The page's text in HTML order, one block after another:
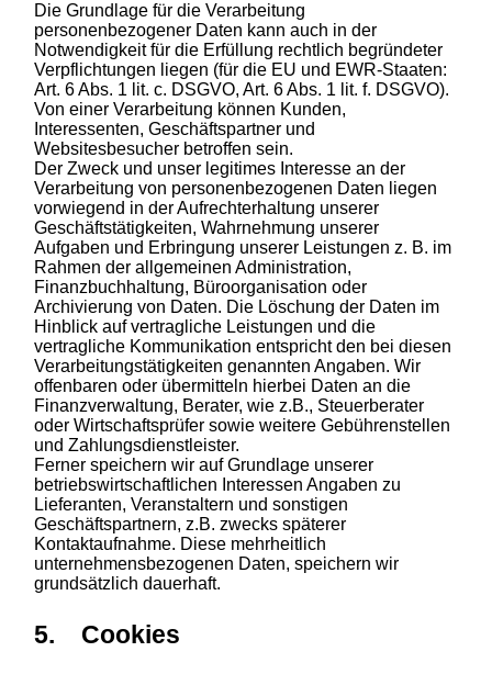
Die Grundlage für die Verarbeitung
personenbezogener Daten kann auch in der
Notwendigkeit für die Erfüllung rechtlich begründeter
Verpflichtungen liegen (für die EU und EWR-Staaten:
Art. 6 Abs. 1 lit. c. DSGVO, Art. 6 Abs. 1 lit. f. DSGVO).
Von einer Verarbeitung können Kunden,
Interessenten, Geschäftspartner und
Websitesbesucher betroffen sein.
Der Zweck und unser legitimes Interesse an der
Verarbeitung von personenbezogenen Daten liegen
vorwiegend in der Aufrechterhaltung unserer
Geschäftstätigkeiten, Wahrnehmung unserer
Aufgaben und Erbringung unserer Leistungen z. B. im
Rahmen der allgemeinen Administration,
Finanzbuchhaltung, Büroorganisation oder
Archivierung von Daten. Die Löschung der Daten im
Hinblick auf vertragliche Leistungen und die
vertragliche Kommunikation entspricht den bei diesen
Verarbeitungstätigkeiten genannten Angaben. Wir
offenbaren oder übermitteln hierbei Daten an die
Finanzverwaltung, Berater, wie z.B., Steuerberater
oder Wirtschaftsprüfer sowie weitere Gebührenstellen
und Zahlungsdienstleister.
Ferner speichern wir auf Grundlage unserer
betriebswirtschaftlichen Interessen Angaben zu
Lieferanten, Veranstaltern und sonstigen
Geschäftspartnern, z.B. zwecks späterer
Kontaktaufnahme. Diese mehrheitlich
unternehmensbezogenen Daten, speichern wir
grundsätzlich dauerhaft.
5. Cookies